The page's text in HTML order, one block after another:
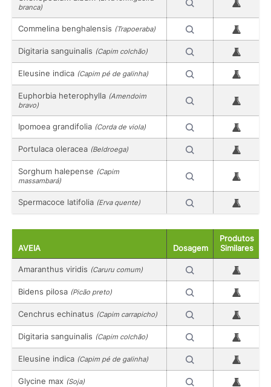
branca)
Commelina benghalensis (Trapoeraba)
Digitaria sanguinalis (Capim colchão)
Eleusine indica (Capim pé de galinha)
Euphorbia heterophylla (Amendoim
bravo)
Ipomoea grandifolia (Corda de viola)
Portulaca oleracea (Beldroega)
Sorghum halepense (Capim
massambará)
Spermacoce latifolia (Erva quente)
AVEIA Dosagem
Produtos
Similares
Amaranthus viridis (Caruru comum)
Bidens pilosa (Picão preto)
Cenchrus echinatus (Capim carrapicho)
Digitaria sanguinalis (Capim colchão)
Eleusine indica (Capim pé de galinha)
Glycine max (Soja)